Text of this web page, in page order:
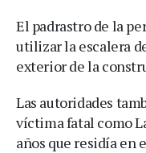
El padrastro de la
utilizar la escalera
exterior de la
Las autoridades
víctima fatal como
años que residía en